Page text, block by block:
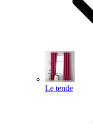
Le tende